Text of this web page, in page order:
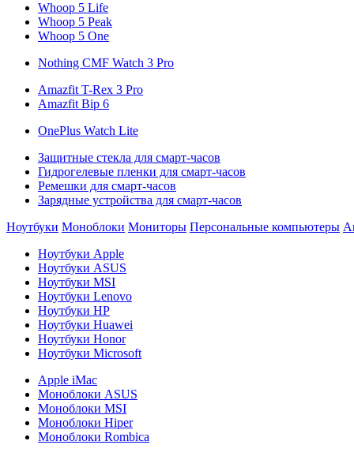
Whoop 5 Life
Whoop 5 Peak
Whoop 5 One
Nothing CMF Watch 3 Pro
Amazfit T-Rex 3 Pro
Amazfit Bip 6
OnePlus Watch Lite
Защитные стекла для смарт-часов
Гидрогелевые пленки для смарт-часов
Ремешки для смарт-часов
Зарядные устройства для смарт-часов
Ноутбуки Моноблоки Мониторы Персональные компьютеры
Ноутбуки Apple
Ноутбуки ASUS
Ноутбуки MSI
Ноутбуки Lenovo
Ноутбуки HP
Ноутбуки Huawei
Ноутбуки Honor
Ноутбуки Microsoft
Apple iMac
Моноблоки ASUS
Моноблоки MSI
Моноблоки Hiper
Моноблоки Rombica